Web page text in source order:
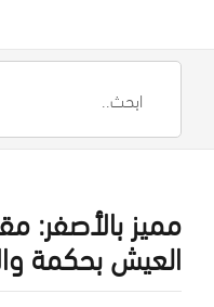
مميز بالأصفر:
العيش بحكمة